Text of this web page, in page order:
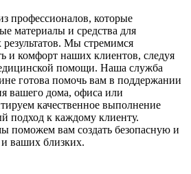
профессионалов, которые
материалы и средства для
Мы стремимся
и комфорт наших клиентов, следуя
помощи. Наша служба
готова помочь вам в поддержании
вашего дома, офиса или
качественное выполнение
подход к каждому клиенту.
поможем вам создать безопасную и
и ваших близких.